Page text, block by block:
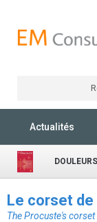
Actualités
DOULEURS
Le corset
The Procuste's corset